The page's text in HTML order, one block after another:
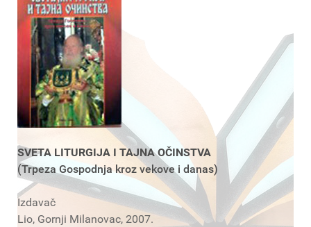
SVETA LITURGIJA I TAJNA OČINSTVA
(Trpeza Gospodnja kroz vekove i danas)
Izdavač
Lio, Gornji Milanovac, 2007.